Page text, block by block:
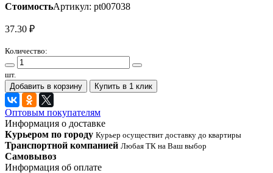
СтоимостьАртикул: pt007038
37.30 ₽
Количество:
шт.
Добавить в корзину
Купить в 1 клик
Оптовым покупателям
Информация о доставке
Курьером по городу Курьер осуществит доставку до квартиры
Транспортной компанией Любая ТК на Ваш выбор
Самовывоз
Информация об оплате